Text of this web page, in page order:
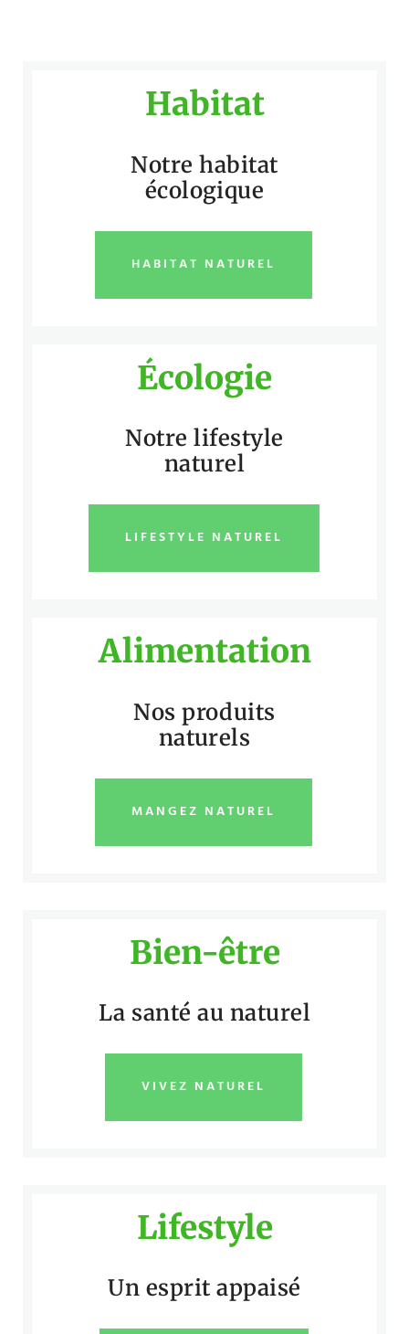
Habitat
Notre habitat
écologique
HABITAT NATUREL
Écologie
Notre lifestyle
naturel
LIFESTYLE NATUREL
Alimentation
Nos produits
naturels
MANGEZ NATUREL
Bien-être
La santé au naturel
VIVEZ NATUREL
Lifestyle
Un esprit appaisé